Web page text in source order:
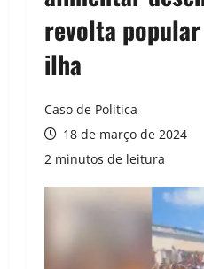
revolta
ilha
Caso de Politica
18 de março de 2024
2 minutos de leitura